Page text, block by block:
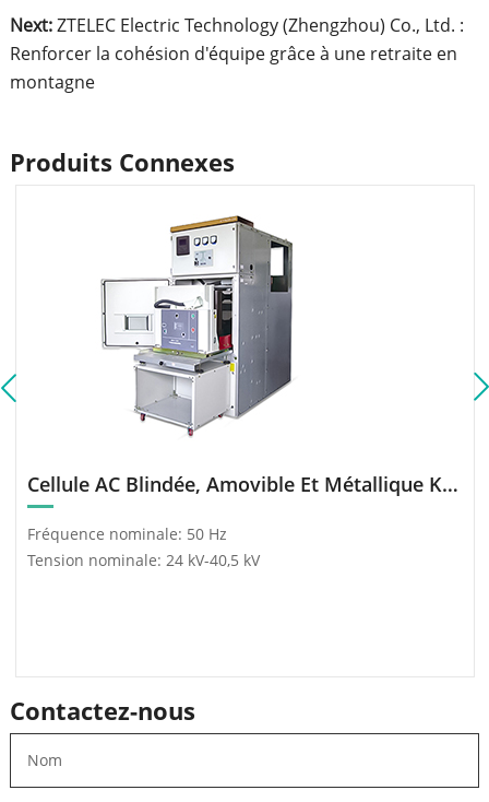
Next:ZTELEC Electric Technology (Zhengzhou) Co., Ltd. :
Renforcer la cohésion d'équipe grâce à une retraite en
montagne
Produits Connexes
Cellule AC Blindée, Amovible Et Métallique KYN61 – 40.5 (Z)
Fréquence nominale: 50 Hz
Tension nominale: 24 kV-40,5 kV
Contactez-nous